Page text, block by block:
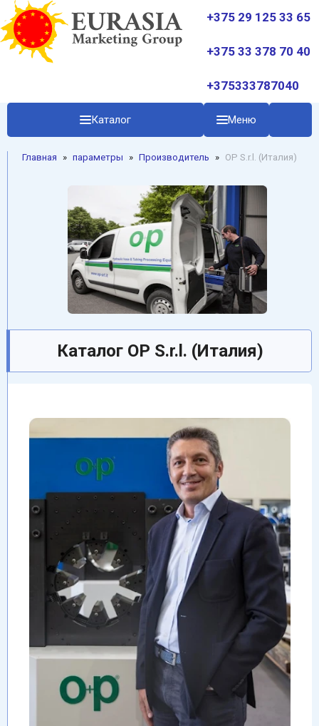
+375 29 125 33 65
+375 33 378 70 40
+375333787040
Каталог Меню
Главная » параметры » Производитель » OP S.r.l. (Италия)
Каталог OP S.r.l. (Италия)